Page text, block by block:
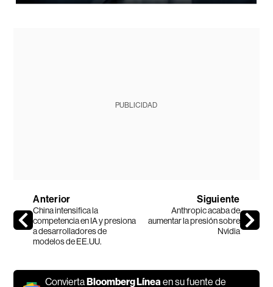
PUBLICIDAD
Anterior
China intensifica la
competencia en IA y presiona
a desarrolladores de
modelos de EE.UU.
Siguiente
Anthropic acaba de
aumentar la presión sobre
Nvidia
ConviertaBloomberg Línea en su fuente de